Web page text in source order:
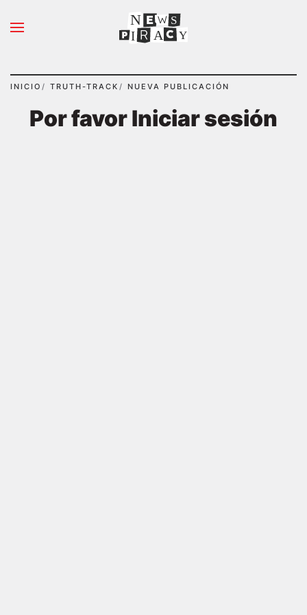
Ir al contenido principal
N S
I A Y
INICIO TRUTH-TRACK NUEVA PUBLICACIÓN
Por favor Iniciar sesión